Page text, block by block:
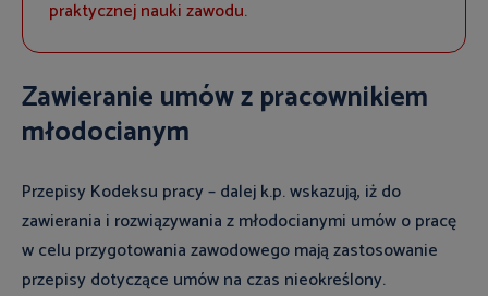
praktycznej nauki zawodu.
Zawieranie umów z pracownikiem
młodocianym
Przepisy Kodeksu pracy – dalej k.p. wskazują, iż do
zawierania i rozwiązywania z młodocianymi umów o pracę
w celu przygotowania zawodowego mają zastosowanie
przepisy dotyczące umów na czas nieokreślony.